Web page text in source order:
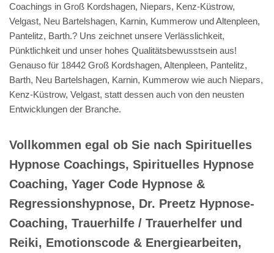
Coachings in Groß Kordshagen, Niepars, Kenz-Küstrow,
Velgast, Neu Bartelshagen, Karnin, Kummerow und Altenpleen,
Pantelitz, Barth.? Uns zeichnet unsere Verlässlichkeit,
Pünktlichkeit und unser hohes Qualitätsbewusstsein aus!
Genauso für 18442 Groß Kordshagen, Altenpleen, Pantelitz,
Barth, Neu Bartelshagen, Karnin, Kummerow wie auch Niepars,
Kenz-Küstrow, Velgast, statt dessen auch von den neusten
Entwicklungen der Branche.
Vollkommen egal ob Sie nach Spirituelles
Hypnose Coachings, Spirituelles Hypnose
Coaching, Yager Code Hypnose &
Regressionshypnose, Dr. Preetz Hypnose-
Coaching, Trauerhilfe / Trauerhelfer und
Reiki, Emotionscode & Energiearbeiten,